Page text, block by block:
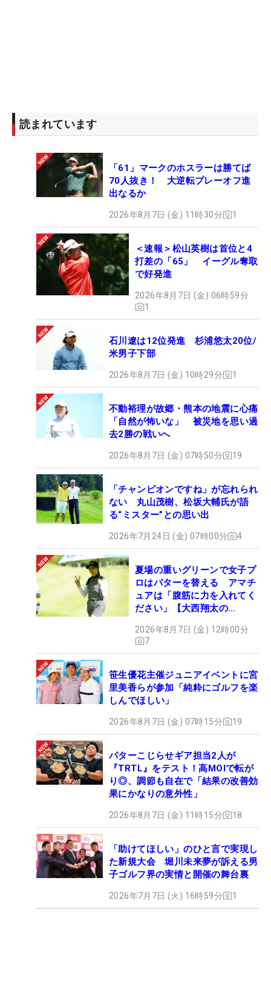
読まれています
「61」マークのホスラーは勝てば
70人抜き！ 大逆転プレーオフ進
出なるか
2026年8月7日 (金) 11時30分 1
＜速報＞松山英樹は首位と4
打差の「65」 イーグル奪取
で好発進
2026年8月7日 (金) 06時59分
1
石川遼は12位発進 杉浦悠太20位/
米男子下部
2026年8月7日 (金) 10時29分 1
不動裕理が故郷・熊本の地震に心痛
「自然が怖いな」 被災地を思い過
去2勝の戦いへ
2026年8月7日 (金) 07時50分 19
「チャンピオンですね」が忘れられ
ない 丸山茂樹、松坂大輔氏が語
る“ミスター”との思い出
2026年7月24日 (金) 07時00分 4
夏場の重いグリーンで女子プ
ロはパターを替える アマチ
ュアは「腹筋に力を入れてく
ださい」【大西翔太の
2026年8月7日 (金) 12時00分
7
笹生優花主催ジュニアイベントに宮
里美香らが参加「純粋にゴルフを楽
しんでほしい」
2026年8月7日 (金) 07時15分 19
パターこじらせギア担当2人が
『TRTL』をテスト！高MOIで転が
り◎、調節も自在で「結果の改善効
果にかなりの意外性」
2026年8月7日 (金) 11時15分 18
「助けてほしい」のひと言で実現し
た新規大会 堀川未来夢が訴える男
子ゴルフ界の実情と開催の舞台裏
2026年7月7日 (火) 16時59分 1